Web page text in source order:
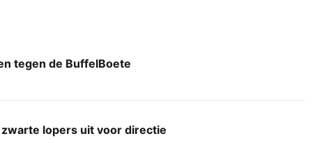
tegen de BuffelBoete
lopers uit voor directie